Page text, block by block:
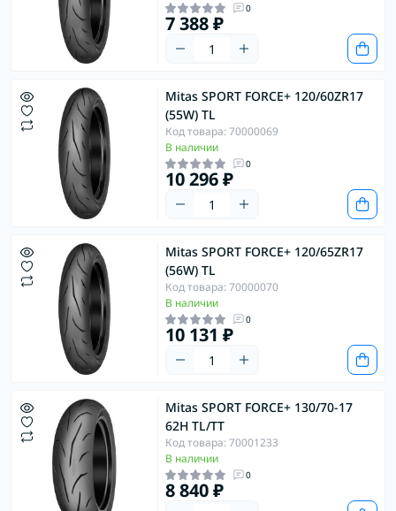
0
7 388 ₽
Mitas SPORT FORCE+ 120/60ZR17
(55W) TL
Код товара: 70000069
В наличии
0
10 296 ₽
Mitas SPORT FORCE+ 120/65ZR17
(56W) TL
Код товара: 70000070
В наличии
0
10 131 ₽
Mitas SPORT FORCE+ 130/70-17
62H TL/TT
Код товара: 70001233
В наличии
0
8 840 ₽